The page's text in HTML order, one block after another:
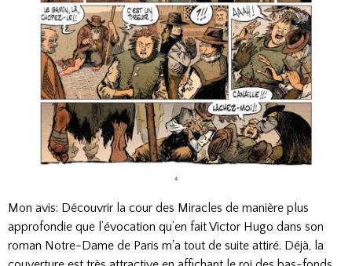
Mon avis: Découvrir la cour des Miracles de manière plus
approfondie que l’évocation qu’en fait Victor Hugo dans son
roman Notre-Dame de Paris m'a tout de suite attiré. Déjà, la